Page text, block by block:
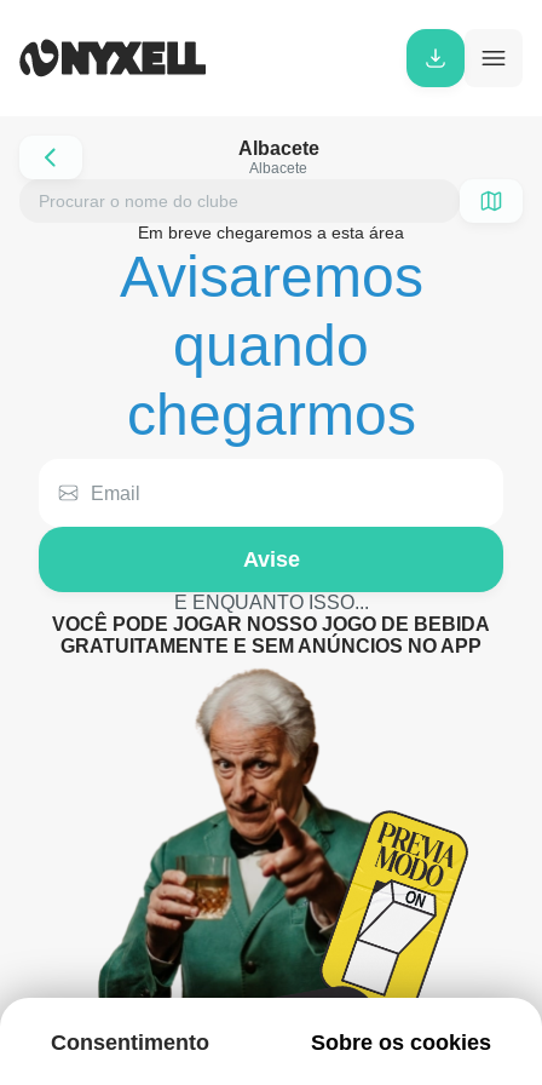
Albacete
Albacete
Em breve chegaremos a esta área
Avisaremos
quando
chegarmos
Email
Avise
E ENQUANTO ISSO...
VOCÊ PODE JOGAR NOSSO JOGO DE BEBIDA
GRATUITAMENTE E SEM ANÚNCIOS NO APP
Consentimento Sobre os cookies